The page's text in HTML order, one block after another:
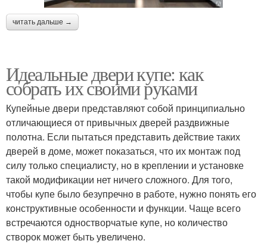
читать дальше →
Идеальные двери купе: как
собрать их своими руками
Купейные двери представляют собой принципиально
отличающиеся от привычных дверей раздвижные
полотна. Если пытаться представить действие таких
дверей в доме, может показаться, что их монтаж под
силу только специалисту, но в креплении и установке
такой модификации нет ничего сложного. Для того,
чтобы купе было безупречно в работе, нужно понять его
конструктивные особенности и функции. Чаще всего
встречаются одностворчатые купе, но количество
створок может быть увеличено.